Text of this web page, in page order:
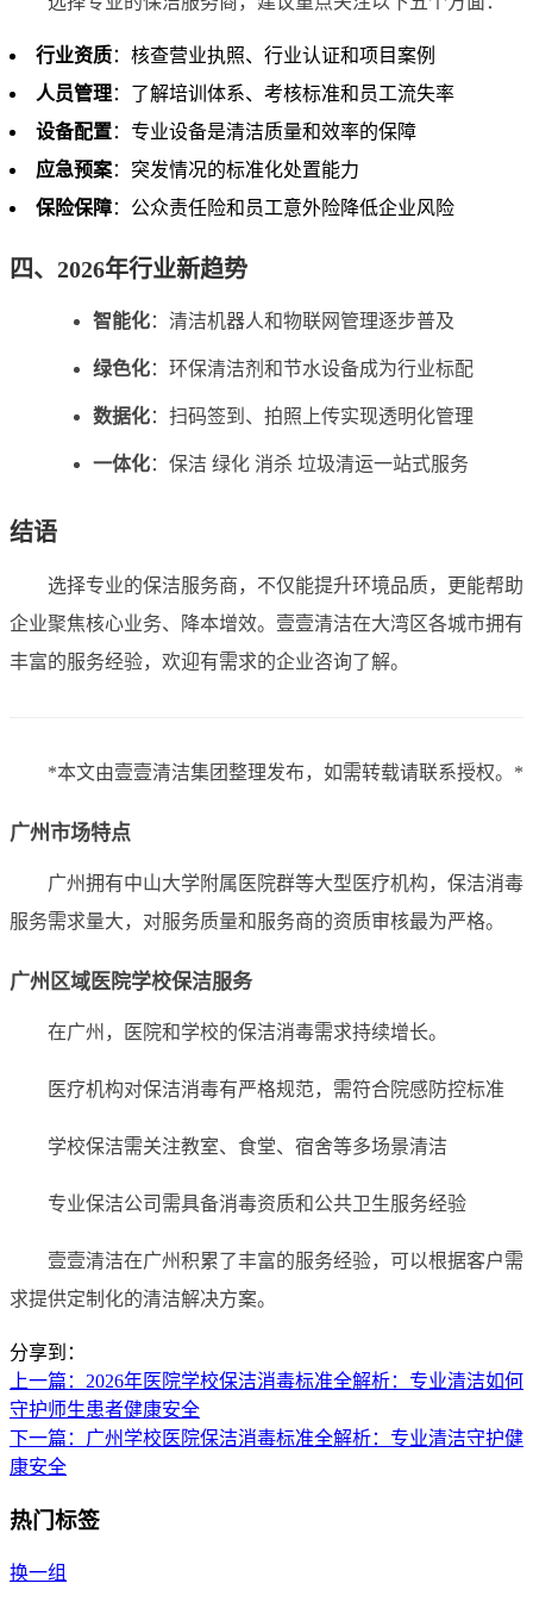
行业资质：核查营业执照、行业认证和项目案例
人员管理：了解培训体系、考核标准和员工流失率
设备配置：专业设备是清洁质量和效率的保障
应急预案：突发情况的标准化处置能力
保险保障：公众责任险和员工意外险降低企业风险
四、2026年行业新趋势
智能化：清洁机器人和物联网管理逐步普及
绿色化：环保清洁剂和节水设备成为行业标配
数据化：扫码签到、拍照上传实现透明化管理
一体化：保洁 绿化 消杀 垃圾清运一站式服务
结语
选择专业的保洁服务商，不仅能提升环境品质，更能帮助
企业聚焦核心业务、降本增效。壹壹清洁在大湾区各城市拥有
丰富的服务经验，欢迎有需求的企业咨询了解。
*本文由壹壹清洁集团整理发布，如需转载请联系授权。*
广州市场特点
广州拥有中山大学附属医院群等大型医疗机构，保洁消毒
服务需求量大，对服务质量和服务商的资质审核最为严格。
广州区域医院学校保洁服务
在广州，医院和学校的保洁消毒需求持续增长。
医疗机构对保洁消毒有严格规范，需符合院感防控标准
学校保洁需关注教室、食堂、宿舍等多场景清洁
专业保洁公司需具备消毒资质和公共卫生服务经验
壹壹清洁在广州积累了丰富的服务经验，可以根据客户需
求提供定制化的清洁解决方案。
分享到：
上一篇 ：2026年医院学校保洁消毒标准全解析：专业清洁如何
守护师生患者健康安全
下一篇 ：广州学校医院保洁消毒标准全解析：专业清洁守护健
康安全
热门标签
换一组